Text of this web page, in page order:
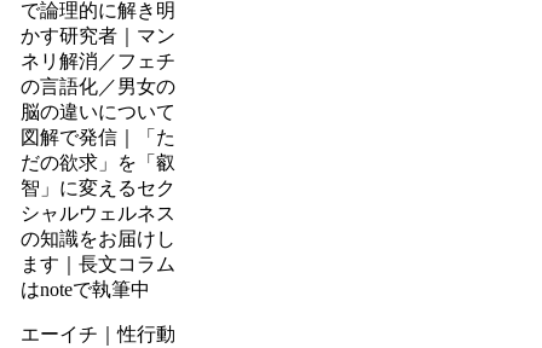
で論理的に解き明
かす研究者｜マン
ネリ解消／フェチ
の言語化／男女の
脳の違いについて
図解で発信｜「た
だの欲求」を「叡
智」に変えるセク
シャルウェルネス
の知識をお届けし
ます｜長文コラム
はnoteで執筆中
エーイチ｜性行動